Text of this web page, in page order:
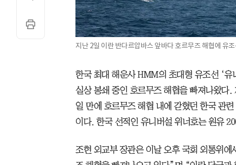
지난 2일 이란 반다르압바스 앞바다 호르무즈 해협에 유
한국 최대 해운사 HMM의 초대형 유조선 ‘
실상 봉쇄 중인 호르무즈 해협을 빠져나왔다
일 만에 호르무즈 해협 내에 갇혔던 한국 관
이다. 한국 선적인 유니버설 위너호는 원유
조현 외교부 장관은 이날 오후 국회 외통위